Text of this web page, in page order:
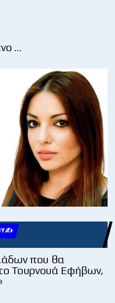
…
που θα
Τουρνουά Εφήβων,